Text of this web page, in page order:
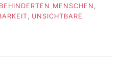
MENSCHEN
UNSICHTBARE